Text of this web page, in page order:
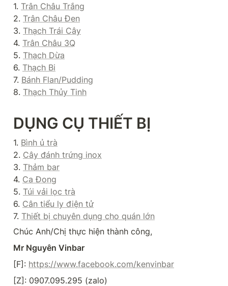
1. Trân Châu Trắng
2. Trân Châu Đen
3. Thạch Trái Cây
4. Trân Châu 3Q
5. Thạch Dừa
6. Thạch Bi
7. Bánh Flan/Pudding
8. Thạch Thủy Tinh
DỤNG CỤ THIẾT BỊ
1. Bình ủ trà
2. Cây đánh trứng inox
3. Thảm bar
4. Ca Đong
5. Túi vải lọc trà
6. Cân tiểu ly điện tử
7. Thiết bị chuyên dụng cho quán lớn
Chúc Anh/Chị thực hiện thành công,
Mr Nguyên Vinbar
[F]: https://www.facebook.com/kenvinbar
[Z]: 0907.095.295 (zalo)